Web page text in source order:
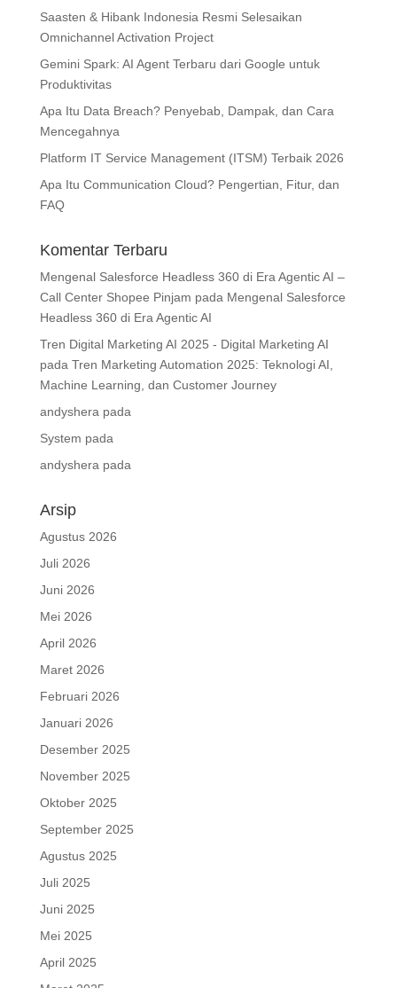
Saasten & Hibank Indonesia Resmi Selesaikan
Omnichannel Activation Project
Gemini Spark: AI Agent Terbaru dari Google untuk
Produktivitas
Apa Itu Data Breach? Penyebab, Dampak, dan Cara
Mencegahnya
Platform IT Service Management (ITSM) Terbaik 2026
Apa Itu Communication Cloud? Pengertian, Fitur, dan
FAQ
Komentar Terbaru
Mengenal Salesforce Headless 360 di Era Agentic AI –
Call Center Shopee Pinjam pada Mengenal Salesforce
Headless 360 di Era Agentic AI
Tren Digital Marketing AI 2025 - Digital Marketing AI
pada Tren Marketing Automation 2025: Teknologi AI,
Machine Learning, dan Customer Journey
andyshera pada
System pada
andyshera pada
Arsip
Agustus 2026
Juli 2026
Juni 2026
Mei 2026
April 2026
Maret 2026
Februari 2026
Januari 2026
Desember 2025
November 2025
Oktober 2025
September 2025
Agustus 2025
Juli 2025
Juni 2025
Mei 2025
April 2025